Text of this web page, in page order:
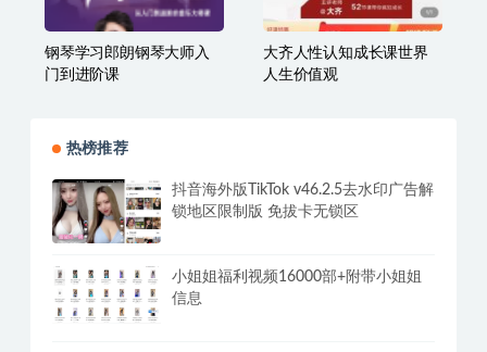
钢琴学习郎朗钢琴大师入
门到进阶课
大齐人性认知成长课世界
人生价值观
热榜推荐
抖音海外版TikTok v46.2.5去水印广告解
锁地区限制版 免拔卡无锁区
小姐姐福利视频16000部+附带小姐姐
信息